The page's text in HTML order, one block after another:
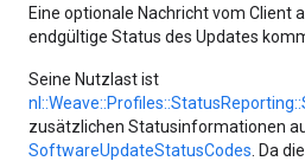
Eine optionale Nachricht vom Client
endgültige Status des Updates
Seine Nutzlast ist
zusätzlichen Statusinformationen
SoftwareUpdateStatusCodes . Da